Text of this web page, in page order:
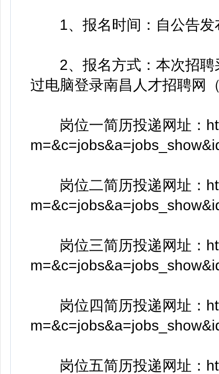
1、报名时间：自公告发
2、报名方式：本次招聘
过电脑登录南昌人才招聘网
岗位一简历投递网址：
岗位二简历投递网址：
岗位三简历投递网址：
岗位四简历投递网址：
岗位五简历投递网址：